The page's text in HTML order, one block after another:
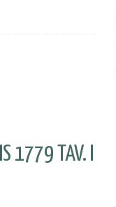
1779 TAV. I